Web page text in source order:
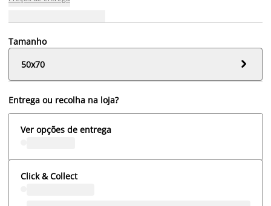
Tamanho
50x70

Entrega ou recolha na loja?
Ver opções de entrega
Click & Collect